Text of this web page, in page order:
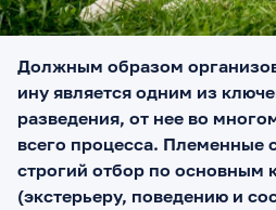
Должным образом
ину является одним из
разведения, от нее во
всего процесса. Племенные
строгий отбор по основным
(экстерьеру, поведению и